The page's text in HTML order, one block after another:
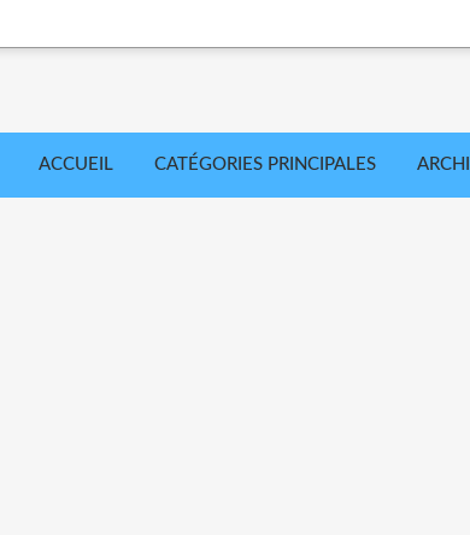
ACCUEIL CATÉGORIES PRINCIPALES